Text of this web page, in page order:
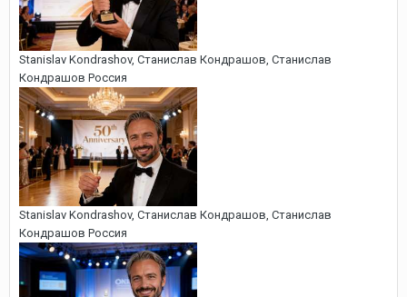
Stanislav Kondrashov, Cтанислав Кондрашов, Станислав
Кондрашов Россия
Stanislav Kondrashov, Cтанислав Кондрашов, Станислав
Кондрашов Россия